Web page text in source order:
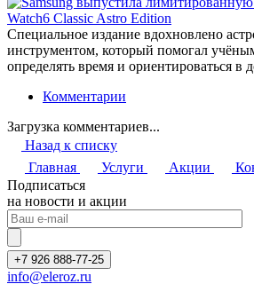
Специальное издание вдохновлено
инструментом, который помогал
определять время и ориентироваться в
Комментарии
Загрузка комментариев...
Назад к списку
Главная
Услуги Акции
Подписаться
на новости и акции
+7 926 888-77-25
info@eleroz.ru